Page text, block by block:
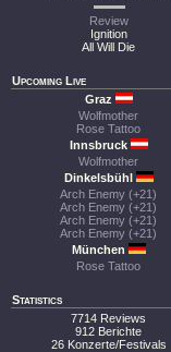
Review
Ignition
All Will Die
Upcoming Live
Graz
Wolfmother
Rose Tattoo
Innsbruck
Wolfmother
Dinkelsbühl
Arch Enemy (+21)
Arch Enemy (+21)
Arch Enemy (+21)
Arch Enemy (+21)
München
Rose Tattoo
Statistics
7714 Reviews
912 Berichte
26 Konzerte/Festivals